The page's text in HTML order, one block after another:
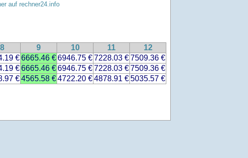
auf rechner24.info
8 9 10 11
12
€6665.46 €6946.75 €7228.03 €7509.36 €
€6665.46 €6946.75 €7228.03 €7509.36 €
€4565.58 €4722.20 €4878.91 €5035.57 €